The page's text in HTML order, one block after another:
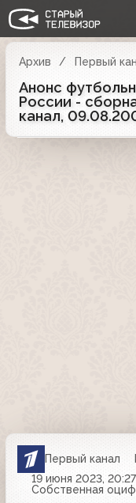
Архив Первый
Анонс
России -
канал,
Первый канал
19 июня 2023, 20:27
Собственная